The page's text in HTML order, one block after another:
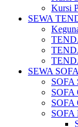
Kursi
SEWA
SEWA SOFA
SOFA
SOFA